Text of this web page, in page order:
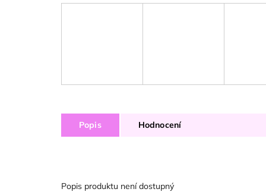
Popis Hodnocení
Popis produktu není dostupný